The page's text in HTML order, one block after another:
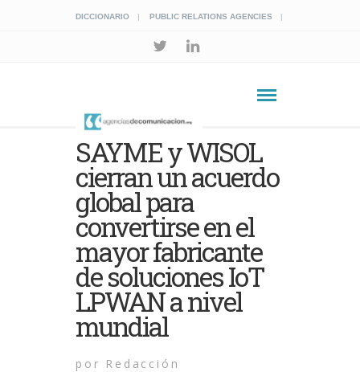
DICCIONARIO PUBLIC RELATIONS AGENCIES
SAYME y WISOL
cierran un acuerdo
global para
convertirse en el
mayor fabricante
de soluciones IoT
LPWAN a nivel
mundial
por Redacción